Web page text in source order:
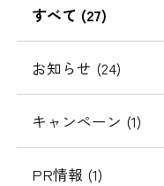
すべて (27)
お知らせ (24)
キャンペーン (1)
PR情報 (1)